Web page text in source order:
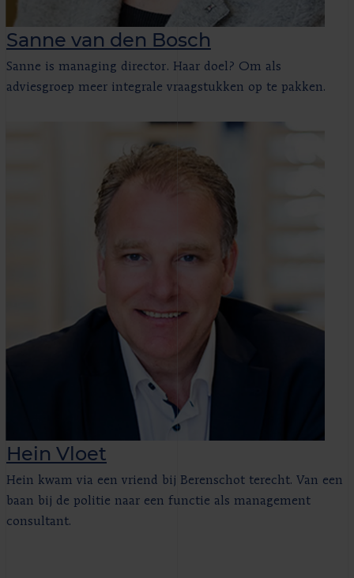
Sanne van den Bosch
Sanne is managing director. Haar doel? Om als
adviesgroep meer integrale vraagstukken op te pakken.
Hein Vloet
Hein kwam via een vriend bij Berenschot terecht. Van een
baan bij de politie naar een functie als management
consultant.